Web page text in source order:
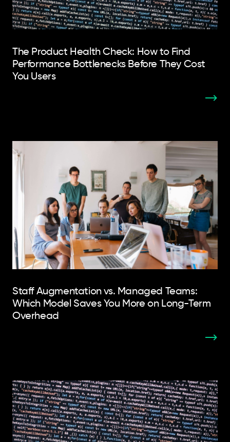
The Product Health Check: How to Find
Performance Bottlenecks Before They Cost
You Users
Staff Augmentation vs. Managed Teams:
Which Model Saves You More on Long-Term
Overhead